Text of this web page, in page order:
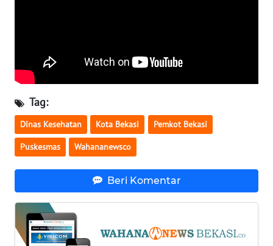
Tag:
Dinas Kesehatan Kota Bekasi Pemkot Bekasi
Puskesmas Wahananewsco
Beri Komentar
WN
JOGJA
WN
JATIM
WN
KALBAR